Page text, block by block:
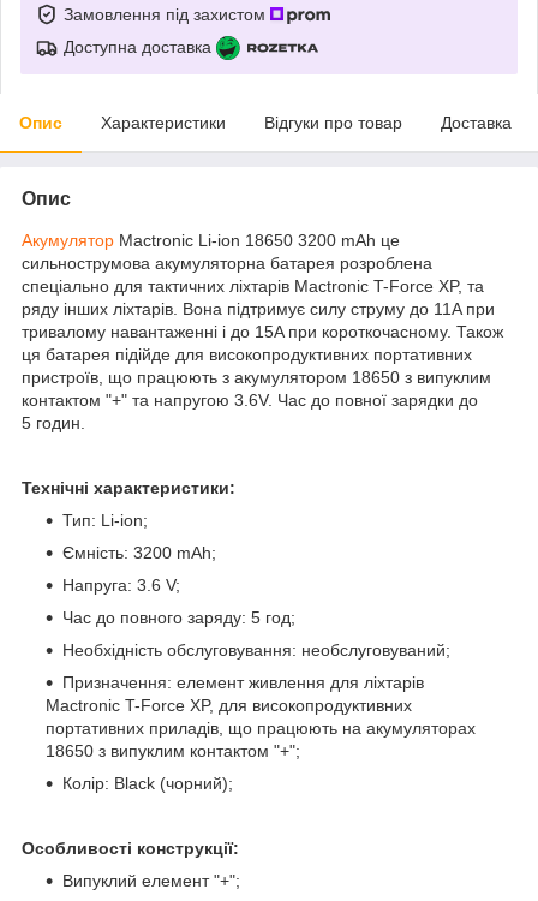
Замовлення під захистом
Доступна доставка
Опис Характеристики Відгуки про товар Доставка
Опис
Акумулятор Mactronic Li-ion 18650 3200 mAh це
сильнострумова акумуляторна батарея розроблена
спеціально для тактичних ліхтарів Mactronic T-Force XP, та
ряду інших ліхтарів. Вона підтримує силу струму до 11A при
тривалому навантаженні і до 15A при короткочасному. Також
ця батарея підійде для високопродуктивних портативних
пристроїв, що працюють з акумулятором 18650 з випуклим
контактом "+" та напругою 3.6V. Час до повної зарядки до
5 годин.
Технічні характеристики:
Тип: Li-ion;
Ємність: 3200 mAh;
Напруга: 3.6 V;
Час до повного заряду: 5 год;
Необхідність обслуговування: необслуговуваний;
Призначення: елемент живлення для ліхтарів
Mactronic T-Force XP, для високопродуктивних
портативних приладів, що працюють на акумуляторах
18650 з випуклим контактом "+";
Колір: Black (чорний);
Особливості конструкції:
Випуклий елемент "+";